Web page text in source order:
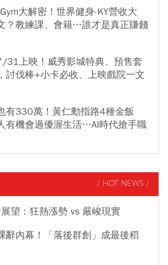
大解密！世界健身-KY營收大
？教練課、會籍…誰才是真正賺錢
31上映！威秀影城特典、預售套
伐棒+小卡必收、上映戲院一文
有330萬！黃仁勳指路4種金飯
有機會過優渥生活…AI時代搶手職
/ HOT NEWS /
望：狂熱漲勢 vs 嚴峻現實
辭內幕！「落後群創」成最後稻